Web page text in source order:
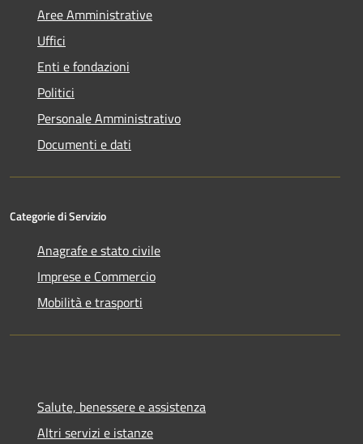
Aree Amministrative
Uffici
Enti e fondazioni
Politici
Personale Amministrativo
Documenti e dati
Categorie di Servizio
Anagrafe e stato civile
Imprese e Commercio
Mobilità e trasporti
Salute, benessere e assistenza
Altri servizi e istanze